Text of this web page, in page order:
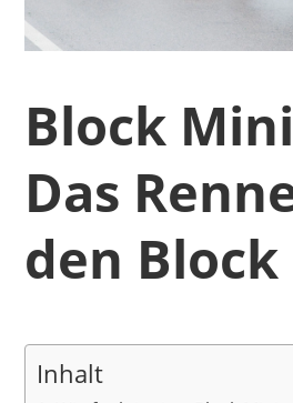
Block
Das
den Block
Inhalt